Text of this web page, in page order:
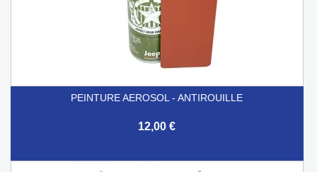
PEINTURE AEROSOL - ANTIROUILLE
12,00 €